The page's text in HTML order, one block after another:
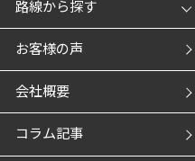
路線から探す
お客様の声
会社概要
コラム記事